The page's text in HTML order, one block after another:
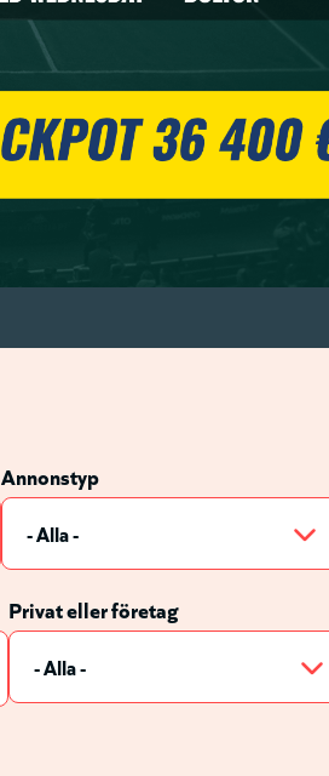
Annonstyp
Privat eller företag
Marknaden